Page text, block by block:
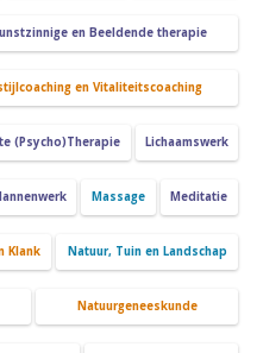
en Beeldende therapie
en Vitaliteitscoaching
(Psycho)Therapie Lichaamswerk
Massage Meditatie
Klank Natuur, Tuin en Landschap
Natuurgeneeskunde